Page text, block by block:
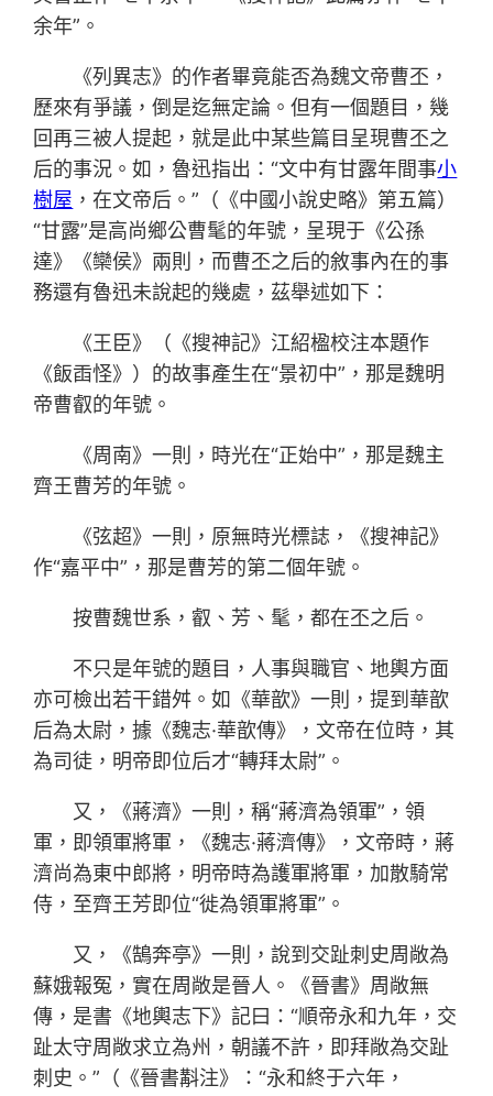
余年”。
《列異志》的作者畢竟能否為魏文帝曹丕，
歷來有爭議，倒是迄無定論。但有一個題目，幾
回再三被人提起，就是此中某些篇目呈現曹丕之
后的事況。如，魯迅指出：“文中有甘露年間事小
樹屋 ，在文帝后。”（《中國小說史略》第五篇）
“甘露”是高尚鄉公曹髦的年號，呈現于《公孫
達》《欒侯》兩則，而曹丕之后的敘事內在的事
務還有魯迅未說起的幾處，茲舉述如下：
《王臣》（《搜神記》江紹楹校注本題作
《飯臿怪》）的故事產生在“景初中”，那是魏明
帝曹叡的年號。
《周南》一則，時光在“正始中”，那是魏主
齊王曹芳的年號。
《弦超》一則，原無時光標誌，《搜神記》
作“嘉平中”，那是曹芳的第二個年號。
按曹魏世系，叡、芳、髦，都在丕之后。
不只是年號的題目，人事與職官、地輿方面
亦可檢出若干錯舛。如《華歆》一則，提到華歆
后為太尉，據《魏志·華歆傳》，文帝在位時，其
為司徒，明帝即位后才“轉拜太尉”。
又，《蔣濟》一則，稱“蔣濟為領軍”，領
軍，即領軍將軍，《魏志·蔣濟傳》，文帝時，蔣
濟尚為東中郎將，明帝時為護軍將軍，加散騎常
侍，至齊王芳即位“徙為領軍將軍”。
又，《鵠奔亭》一則，說到交趾刺史周敞為
蘇娥報冤，實在周敞是晉人。《晉書》周敞無
傳，是書《地輿志下》記曰：“順帝永和九年，交
趾太守周敞求立為州，朝議不許，即拜敞為交趾
刺史。”（《晉書斠注》：“永和終于六年，